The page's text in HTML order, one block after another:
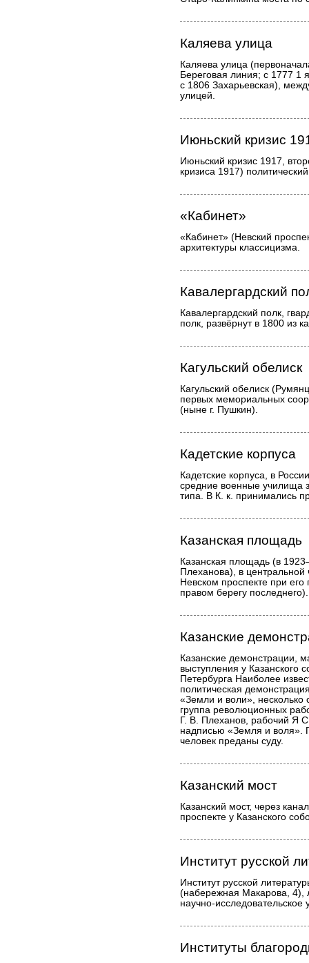
Каляева улица
Каляева улица
Береговая линия; с 1777 1
с 1806 Захарьевская),
улицей.
Июньский кризис
Июньский кризис 1917,
кризиса 1917)
«Кабинет»
«Кабинет» (Невский
архитектуры классицизма.
Кавалергардский
Кавалергардский полк,
полк, развёрнут в 1800 из
Кагульский обелиск
Кагульский обелиск
первых мемориальных
(ныне г. Пушкин).
Кадетские корпуса
Кадетские корпуса, в
средние военные училища
типа. В К. к. принимались
Казанская площадь
Казанская площадь (в
Плеханова), в центральной
Невском проспекте при
правом берегу последнего).
Казанские
Казанские демонстрации,
выступления у Казанского
Петербурга Наиболее
политическая
«Земли и воли», несколько
группа революционных
Г. В. Плеханов, рабочий Я
надписью «Земля и воля».
человек преданы суду.
Казанский мост
Казанский мост, через
проспекте у Казанского
Институт русской
Институт русской
(набережная Макарова, 4),
научно-исследовательское
Институты